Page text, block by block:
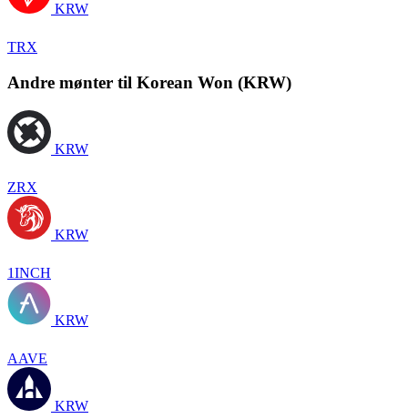
KRW
TRX
Andre mønter til Korean Won (KRW)
KRW
ZRX
KRW
1INCH
KRW
AAVE
KRW